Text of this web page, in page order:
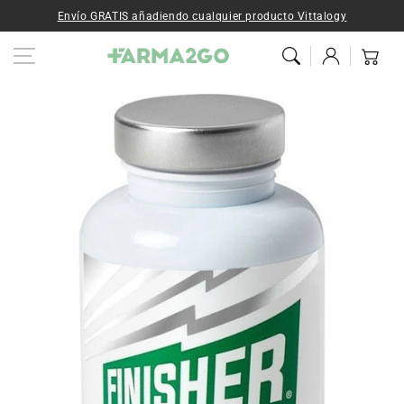
Ir al contenidoEnvío GRATIS añadiendo cualquier producto Vittalogy
Iniciar
sesión
Carrito